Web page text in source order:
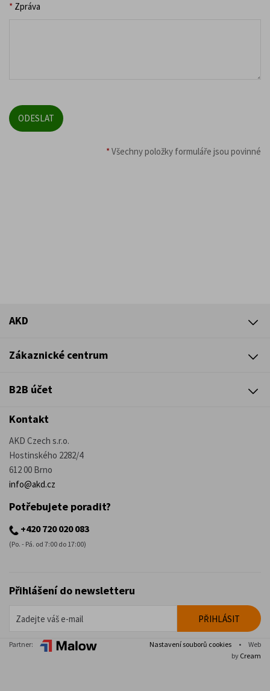
* Zpráva
*Všechny položky formuláře jsou povinné
AKD
Zákaznické centrum
B2B účet
Kontakt
AKD Czech s.r.o.
Hostinského 2282/4
612 00 Brno
info@akd.cz
Potřebujete poradit?
+420 720 020 083
(Po. - Pá. od 7:00 do 17:00)
Přihlášení do newsletteru
Partner: Nastavení souborů cookies •
Web
by Cream